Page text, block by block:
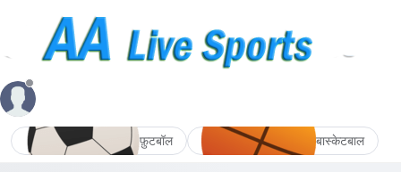
फ़ुटबॉल बास्केटबाल